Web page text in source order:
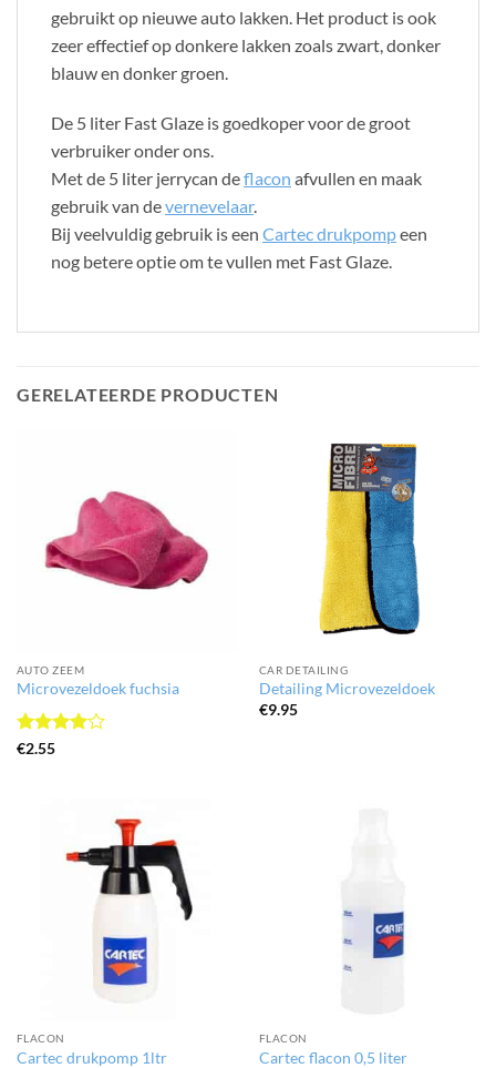
gebruikt op nieuwe auto lakken. Het product is ook
zeer effectief op donkere lakken zoals zwart, donker
blauw en donker groen.
De 5 liter Fast Glaze is goedkoper voor de groot
verbruiker onder ons.
Met de 5 liter jerrycan deflacon afvullen en maak
gebruik van devernevelaar.
Bij veelvuldig gebruik is een Cartec drukpompeen
nog betere optie om te vullen met Fast Glaze.
GERELATEERDE PRODUCTEN
AUTO ZEEM
Microvezeldoek fuchsia
Gewaardeerd
€2.55
CAR DETAILING
Detailing Microvezeldoek
€9.95
FLACON
Cartec drukpomp 1ltr
FLACON
Cartec flacon 0,5 liter